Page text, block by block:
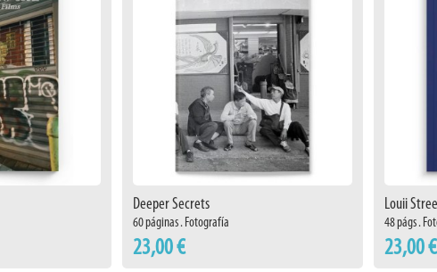
Deeper Secrets
60 páginas . Fotografía
23,00 €
Louii
48 págs .
23,00 €